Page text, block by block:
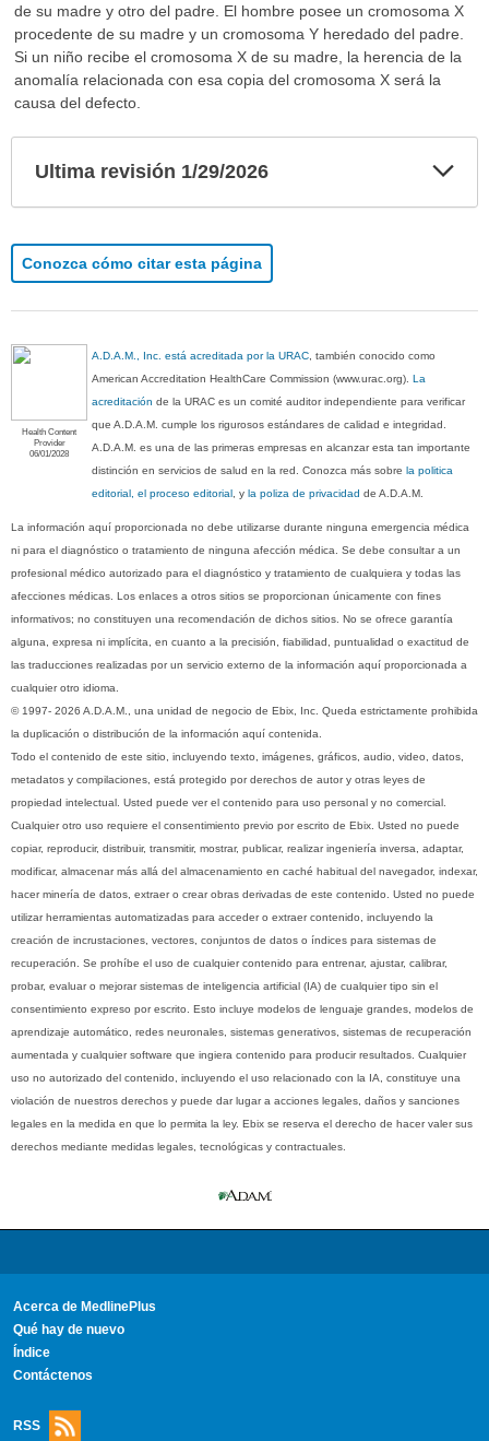
de su madre y otro del padre. El hombre posee un cromosoma X
procedente de su madre y un cromosoma Y heredado del padre.
Si un niño recibe el cromosoma X de su madre, la herencia de la
anomalía relacionada con esa copia del cromosoma X será la
causa del defecto.
Ultima revisión 1/29/2026
Conozca cómo citar esta página
Health Content
Provider
06/01/2028
A.D.A.M., Inc. está acreditada por la URAC , también conocido como
American Accreditation HealthCare Commission (www.urac.org).La
acreditación de la URAC es un comité auditor independiente para verificar
que A.D.A.M. cumple los rigurosos estándares de calidad e integridad.
A.D.A.M. es una de las primeras empresas en alcanzar esta tan importante
distinción en servicios de salud en la red. Conozca más sobrela politica
editorial, el proceso editorial , yla poliza de privacidad de A.D.A.M.
La información aquí proporcionada no debe utilizarse durante ninguna emergencia médica
ni para el diagnóstico o tratamiento de ninguna afección médica. Se debe consultar a un
profesional médico autorizado para el diagnóstico y tratamiento de cualquiera y todas las
afecciones médicas. Los enlaces a otros sitios se proporcionan únicamente con fines
informativos; no constituyen una recomendación de dichos sitios. No se ofrece garantía
alguna, expresa ni implícita, en cuanto a la precisión, fiabilidad, puntualidad o exactitud de
las traducciones realizadas por un servicio externo de la información aquí proporcionada a
cualquier otro idioma.
© 1997- 2026 A.D.A.M., una unidad de negocio de Ebix, Inc. Queda estrictamente prohibida
la duplicación o distribución de la información aquí contenida.
Todo el contenido de este sitio, incluyendo texto, imágenes, gráficos, audio, video, datos,
metadatos y compilaciones, está protegido por derechos de autor y otras leyes de
propiedad intelectual. Usted puede ver el contenido para uso personal y no comercial.
Cualquier otro uso requiere el consentimiento previo por escrito de Ebix. Usted no puede
copiar, reproducir, distribuir, transmitir, mostrar, publicar, realizar ingeniería inversa, adaptar,
modificar, almacenar más allá del almacenamiento en caché habitual del navegador, indexar,
hacer minería de datos, extraer o crear obras derivadas de este contenido. Usted no puede
utilizar herramientas automatizadas para acceder o extraer contenido, incluyendo la
creación de incrustaciones, vectores, conjuntos de datos o índices para sistemas de
recuperación. Se prohíbe el uso de cualquier contenido para entrenar, ajustar, calibrar,
probar, evaluar o mejorar sistemas de inteligencia artificial (IA) de cualquier tipo sin el
consentimiento expreso por escrito. Esto incluye modelos de lenguaje grandes, modelos de
aprendizaje automático, redes neuronales, sistemas generativos, sistemas de recuperación
aumentada y cualquier software que ingiera contenido para producir resultados. Cualquier
uso no autorizado del contenido, incluyendo el uso relacionado con la IA, constituye una
violación de nuestros derechos y puede dar lugar a acciones legales, daños y sanciones
legales en la medida en que lo permita la ley. Ebix se reserva el derecho de hacer valer sus
derechos mediante medidas legales, tecnológicas y contractuales.
Acerca de MedlinePlus
Qué hay de nuevo
Índice
Contáctenos
RSS